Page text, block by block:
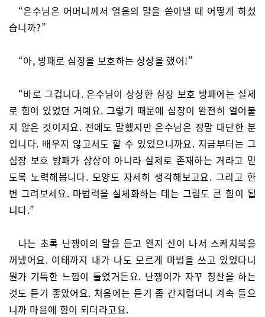
“은수님은 어머니께서 얼음의 말을 쏟아낼 때 어떻게 하셨
습니까?”
“아, 방패로 심장을 보호하는 상상을 했어!”
“바로 그겁니다. 은수님이 상상한 심장 보호 방패에는 실제
로 힘이 있었던 거예요. 그렇기 때문에 심장이 완전히 얼어붙
지 않은 것이지요. 전에도 말했지만 은수님은 정말 대단한 분
입니다. 배우지 않고서도 할 수 있었으니까요. 지금부터는 그
심장 보호 방패가 상상이 아니라 실제로 존재하는 거라고 믿
도록 노력해봅니다. 모양도 자세히 생각해보고요. 그리고 한
번 그려보세요. 마법력을 실체화하는 데는 그림도 큰 힘이 됩
니다.”
나는 초록 난쟁이의 말을 듣고 왠지 신이 나서 스케치북을
꺼냈어요. 여태까지 내가 나도 모르게 마법을 쓰고 있었다니
뭔가 기특한 느낌이 들었거든요. 난쟁이가 자꾸 칭찬을 하는
것도 듣기 좋았어요. 처음에는 듣기 좀 간지럽더니 계속 들으
니까 마음에 힘이 되더라고요.